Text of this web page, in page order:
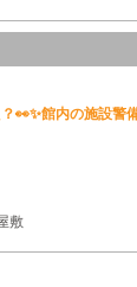
？👀✨館内の施設
敷